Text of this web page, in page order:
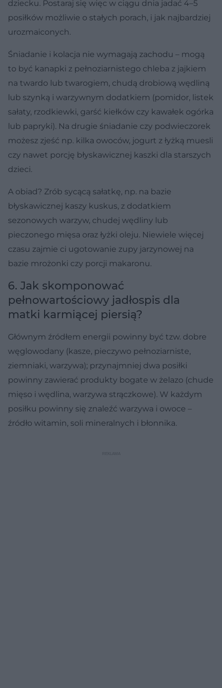
dziecku. Postaraj się więc w ciągu dnia jadać 4–5
posiłków możliwie o stałych porach, i jak najbardziej
urozmaiconych.
Śniadanie i kolacja nie wymagają zachodu – mogą
to być kanapki z pełnoziarnistego chleba z jajkiem
na twardo lub twarogiem, chudą drobiową wędliną
lub szynką i warzywnym dodatkiem (pomidor, listek
sałaty, rzodkiewki, garść kiełków czy kawałek ogórka
lub papryki). Na drugie śniadanie czy podwieczorek
możesz zjeść np. kilka owoców, jogurt z łyżką muesli
czy nawet porcję błyskawicznej kaszki dla starszych
dzieci.
A obiad? Zrób sycącą sałatkę, np. na bazie
błyskawicznej kaszy kuskus, z dodatkiem
sezonowych warzyw, chudej wędliny lub
pieczonego mięsa oraz łyżki oleju. Niewiele więcej
czasu zajmie ci ugotowanie zupy jarzynowej na
bazie mrożonki czy porcji makaronu.
6. Jak skomponować
pełnowartościowy jadłospis dla
matki karmiącej piersią?
Głównym źródłem energii powinny być tzw. dobre
węglowodany (kasze, pieczywo pełnoziarniste,
ziemniaki, warzywa); przynajmniej dwa posiłki
powinny zawierać produkty bogate w żelazo (chude
mięso i wędlina, warzywa strączkowe). W każdym
posiłku powinny się znaleźć warzywa i owoce –
źródło witamin, soli mineralnych i błonnika.